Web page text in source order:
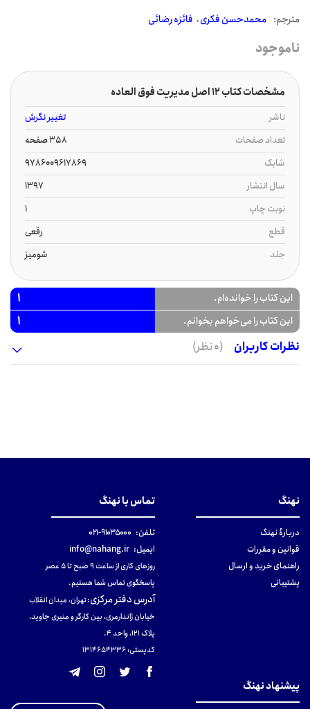
مترجم: محمدحسن فکری فائزه رضائی
ناموجود
مشخصات کتاب 12 اصل مدیریت فوق العاده
ناشر
تغییر نگرش
تعداد صفحات
358 صفحه
شابک
9786009617869
سال انتشار
1397
نوبت چاپ
1
قطع
رقعی
جلد
شومیز
این کتاب را خوانده‌ام. 1
این کتاب را می‌خواهم بخوانم.
1
نظرات کاربران
(0 نظر)
نهنگ
دربارهٔ نهنگ
قوانین و مقررات
راهنمای خرید و ارسال
پشتیبانی
تماس با نهنگ
تلفن: ۹۱۰۳۵۰۰۰-۰۲۱
ایمیل: info@nahang.ir
روزهای کاری از ساعت ۹ صبح تا ۵ عصر
پاسخگوی تماس شما هستیم.
آدرس دفتر مرکزی:تهران، میدان انقلاب
خیابان ژاندارمری، بین کارگر و منیری جاوید،
پلاک 121، واحد ۴.
کدپستی: 131465433۶
پیشنهاد نهنگ